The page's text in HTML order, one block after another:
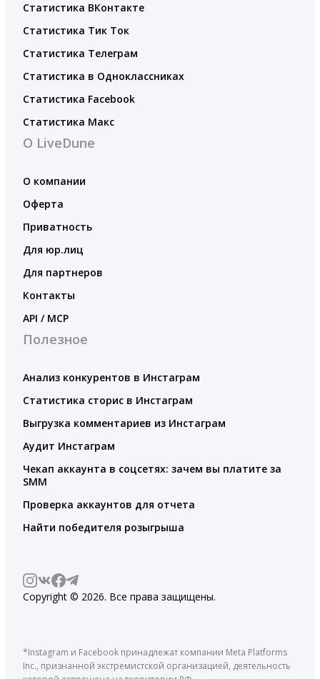
Статистика ВКонтакте
Статистика Тик Ток
Статистика Телеграм
Статистика в Одноклассниках
Статистика Facebook
Статистика Макс
О LiveDune
О компании
Оферта
Приватность
Для юр.лиц
Для партнеров
Контакты
API / MCP
Полезное
Анализ конкурентов в Инстаграм
Статистика сторис в Инстаграм
Выгрузка комментариев из Инстаграм
Аудит Инстаграм
Чекап аккаунта в соцсетях: зачем вы платите за
SMM
Проверка аккаунтов для отчета
Найти победителя розыгрыша
Copyright © 2026. Все права защищены.
*Instagram и Facebook принадлежат компании Meta Platforms
Inc., признанной экстремистской организацией, деятельность